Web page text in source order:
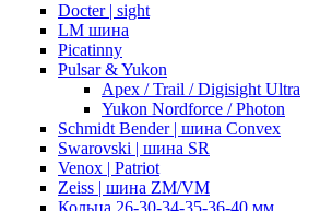
Docter | sight
LM шина
Picatinny
Pulsar & Yukon
Apex / Trail / Digisight Ultra
Yukon Nordforce / Photon
Schmidt Bender | шина Convex
Swarovski | шина SR
Venox | Patriot
Zeiss | шина ZM/VM
Кольца 26-30-34-35-36-40 мм